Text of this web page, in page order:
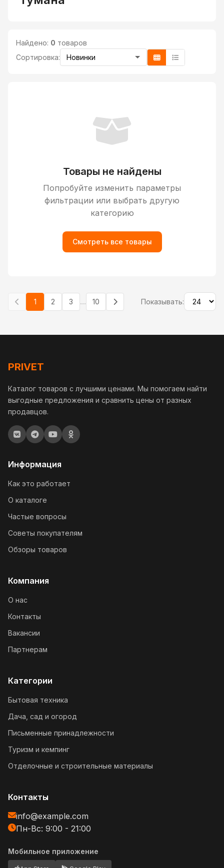
Найдено: 0 товаров
Сортировка:
Товары не найдены
Попробуйте изменить параметры
фильтрации или выбрать другую
категорию
Смотреть все товары
1 2 3 ... 10 Показывать:
PRIVET
Каталог товаров с лучшими ценами. Мы помогаем найти
выгодные предложения и сравнить цены от разных
продавцов.
Информация
Как это работает
О каталоге
Частые вопросы
Советы покупателям
Обзоры товаров
Компания
О нас
Контакты
Вакансии
Партнерам
Категории
Бытовая техника
Дача, сад и огород
Письменные принадлежности
Туризм и кемпинг
Отделочные и строительные материалы
Контакты
info@example.com
Пн-Вс: 9:00 - 21:00
Мобильное приложение